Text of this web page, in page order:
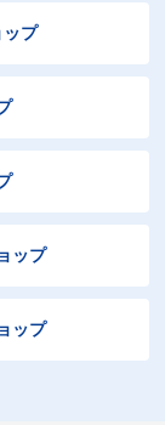
ップ
ップ
ップ